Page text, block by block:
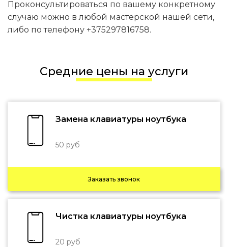
Проконсультироваться по вашему конкретному
случаю можно в любой мастерской нашей сети,
либо по телефону +375297816758.
Средние цены на услуги
Замена клавиатуры ноутбука
50 руб
Заказать звонок
Чистка клавиатуры ноутбука
20 руб